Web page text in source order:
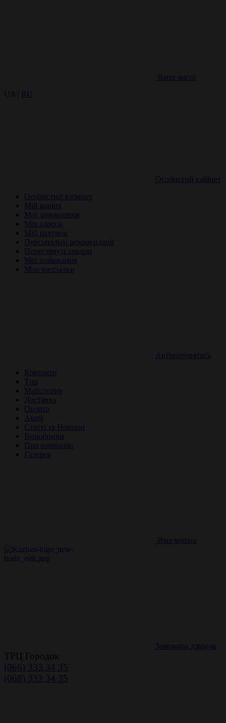
Ваше місто
UA |
RU
Особистий кабінет
Особистий кабинет
Мій кошик
Мої замовлення
Мої адреси
Мій рахунок
Персональні рекомендації
Переглянуті товари
Мої побажання
Мои рассылки
Авторизуватись
Контакти
Тир
Майстерня
Доставка
Оплата
Акції
Статті та Новини
Виробники
Про компанію
Галерея
Ваш кошик
Замовити дзвінок
ТРЦ Городок
(066) 333 34 35
(068) 333 34 35